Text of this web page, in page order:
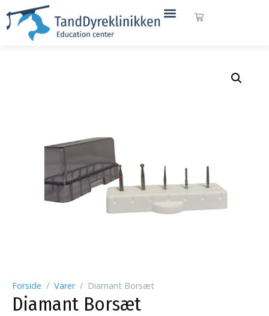
Forside Varer Diamant Borsæt
Diamant Borsæt